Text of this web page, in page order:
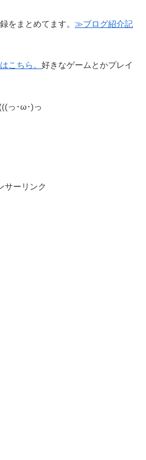
をまとめてます。 ≫ブログ紹介記
こちら。 好きなゲームとかプレイ
っ･ω･)っ
サーリンク